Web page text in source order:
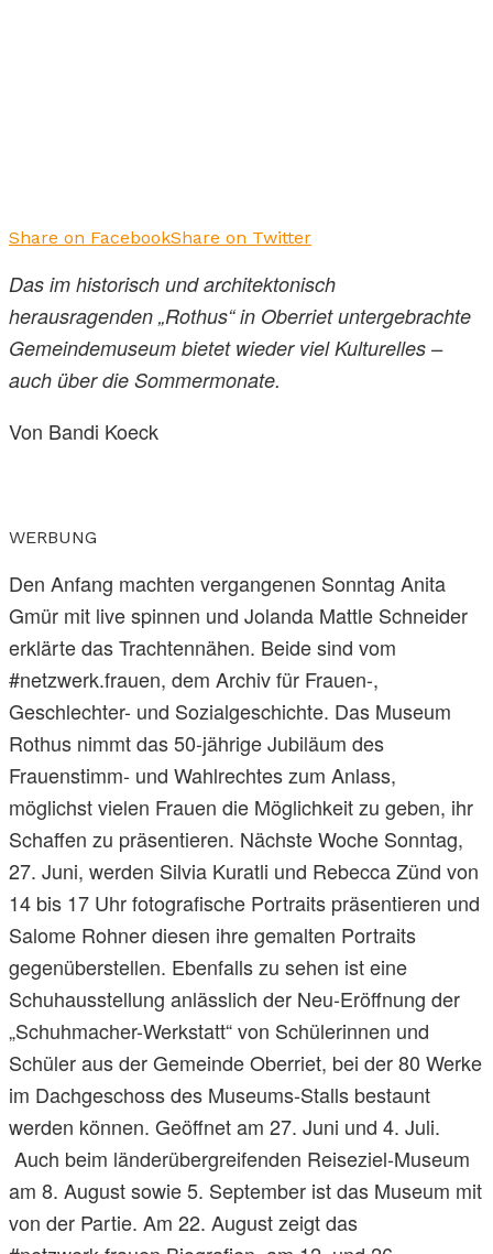
Share on FacebookShare on Twitter
Das im historisch und architektonisch
herausragenden „Rothus“ in Oberriet untergebrachte
Gemeindemuseum bietet wieder viel Kulturelles –
auch über die Sommermonate.
Von Bandi Koeck
WERBUNG
Den Anfang machten vergangenen Sonntag Anita
Gmür mit live spinnen und Jolanda Mattle Schneider
erklärte das Trachtennähen. Beide sind vom
#netzwerk.frauen, dem Archiv für Frauen-,
Geschlechter- und Sozialgeschichte. Das Museum
Rothus nimmt das 50-jährige Jubiläum des
Frauenstimm- und Wahlrechtes zum Anlass,
möglichst vielen Frauen die Möglichkeit zu geben, ihr
Schaffen zu präsentieren. Nächste Woche Sonntag,
27. Juni, werden Silvia Kuratli und Rebecca Zünd von
14 bis 17 Uhr fotografische Portraits präsentieren und
Salome Rohner diesen ihre gemalten Portraits
gegenüberstellen. Ebenfalls zu sehen ist eine
Schuhausstellung anlässlich der Neu-Eröffnung der
„Schuhmacher-Werkstatt“ von Schülerinnen und
Schüler aus der Gemeinde Oberriet, bei der 80 Werke
im Dachgeschoss des Museums-Stalls bestaunt
werden können. Geöffnet am 27. Juni und 4. Juli.
Auch beim länderübergreifenden Reiseziel-Museum
am 8. August sowie 5. September ist das Museum mit
von der Partie. Am 22. August zeigt das